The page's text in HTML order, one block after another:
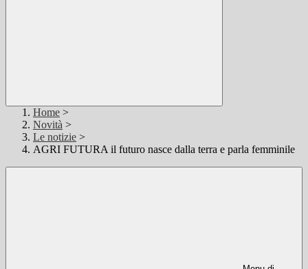
Home >
Novità >
Le notizie >
AGRI FUTURA il futuro nasce dalla terra e parla femminile